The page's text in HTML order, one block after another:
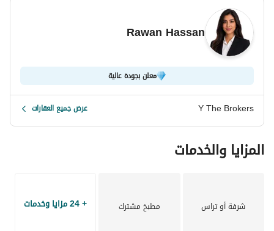
Rawan Hassan
معلن بجودة عالية
Y The Brokers عرض جميع العقارات
المزايا والخدمات
شرفة أو تراس مطبخ مشترك + 24 مزايا وخدمات